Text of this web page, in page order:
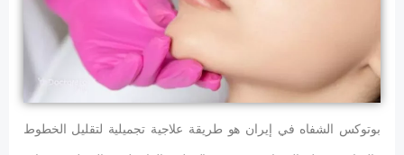
بوتوكس الشفاه في إيران هو طريقة علاجية تجميلية لتقليل الخطوط